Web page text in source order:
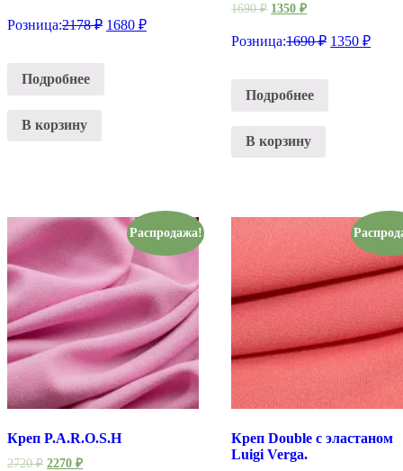
Розница:2178₽ 1680 ₽
Подробнее
В корзину
1690₽ 1350₽
Розница:1690₽ 1350₽
Подробнее
В корзину
Распродажа!
Креп P.A.R.O.S.H
2720₽ 2270 ₽
Креп Double с эластаном
Luigi Verga.